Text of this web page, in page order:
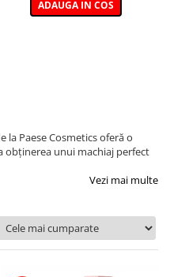
ADAUGA IN COS
Paese Cosmetics oferă o
obținerea unui machiaj perfect
Vezi mai multe